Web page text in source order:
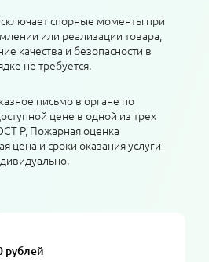
спорные моменты при
или реализации товара,
качества и безопасности в
не требуется.
письмо в органе по
цене в одной из трех
Р, Пожарная оценка
цена и сроки оказания услуги
рублей